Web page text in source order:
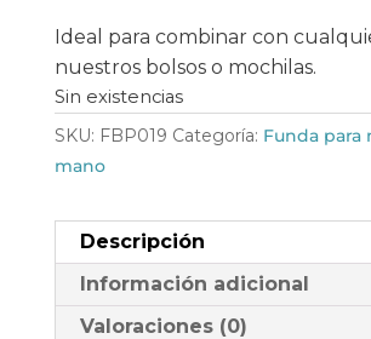
Ideal para combinar con
nuestros bolsos o mochilas.
Sin existencias
SKU: FBP019 Categoría: Funda para
mano
Descripción
Información adicional
Valoraciones (0)